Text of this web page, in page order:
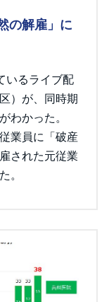
の解雇」に
いるライブ配
）が、同時期
わかった。
業員に「破産
された元従業
。